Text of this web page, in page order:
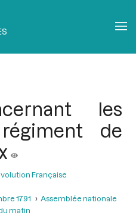
les
de
Française
1791
Assemblée nationale
matin